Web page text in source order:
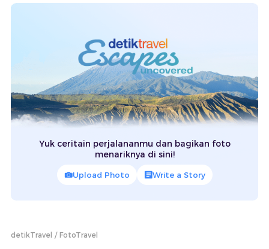
Yuk ceritain perjalananmu dan bagikan foto
menariknya di sini!
Upload Photo Write a Story
detikTravel FotoTravel